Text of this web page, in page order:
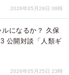
2026年05月29日 08時
ルになるか？ 久保
公開対談「人類ギ
2026年05月25日 23時